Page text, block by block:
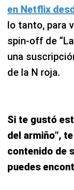
en Netflix
lo tanto, para
spin-off de
una
de la N roja.
Si te gustó
del armiño”,
contenido de
puedes